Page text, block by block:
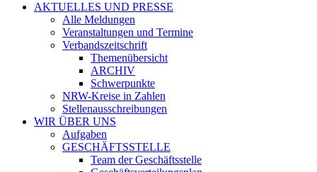
AKTUELLES UND PRESSE
Alle Meldungen
Veranstaltungen und Termine
Verbandszeitschrift
Themenübersicht
ARCHIV
Schwerpunkte
NRW-Kreise in Zahlen
Stellenausschreibungen
WIR ÜBER UNS
Aufgaben
GESCHÄFTSSTELLE
Team der Geschäftsstelle